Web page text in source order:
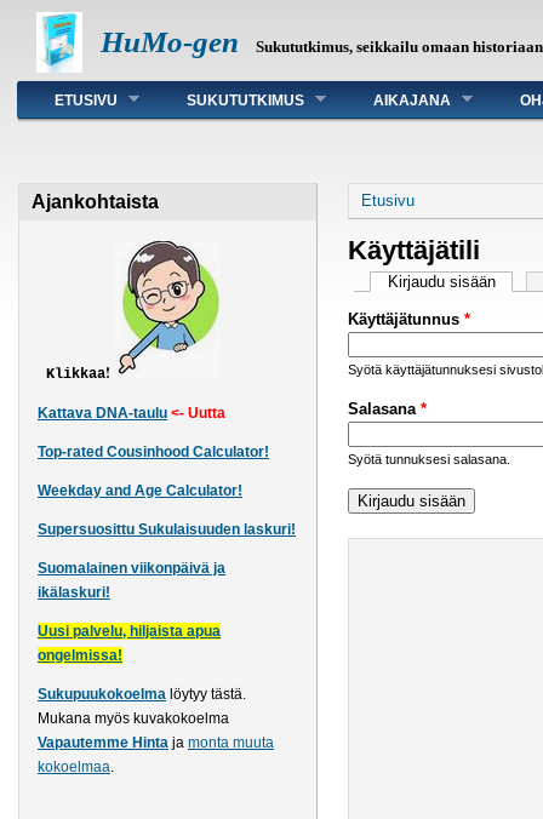
HuMo-gen Sukututkimus, seikkailu omaan historiaan
Päävalikko
ETUSIVU SUKUTUTKIMUS AIKAJANA
Ajankohtaista
Klikkaa!
Kattava DNA-taulu <- Uutta
Top-rated Cousinhood Calculator!
Weekday and Age Calculator!
Supersuosittu Sukulaisuuden laskuri!
Suomalainen viikonpäivä ja
ikälaskuri!
Uusi palvelu, hiljaista apua
ongelmissa!
Sukupuukokoelma löytyy tästä.
Mukana myös kuvakokoelma
Vapautemme Hinta ja monta muuta
kokoelmaa.
Olet täällä
Etusivu
Käyttäjätili
Ensisijaiset
Kirjaudu sisään
Käyttäjätunnus *
Syötä käyttäjätunnuksesi
Salasana *
Syötä tunnuksesi salasana.